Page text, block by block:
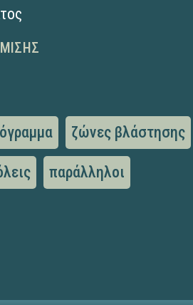
ζώνες βλάστησης
παράλληλοι